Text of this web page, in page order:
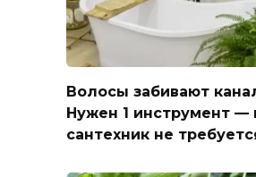
Волосы забивают
Нужен 1 инструмент —
сантехник не